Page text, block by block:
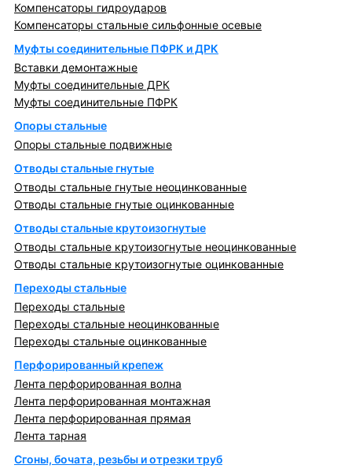
Компенсаторы гидроударов
Компенсаторы стальные сильфонные осевые
Муфты соединительные ПФРК и ДРК
Вставки демонтажные
Муфты соединительные ДРК
Муфты соединительные ПФРК
Опоры стальные
Опоры стальные подвижные
Отводы стальные гнутые
Отводы стальные гнутые неоцинкованные
Отводы стальные гнутые оцинкованные
Отводы стальные крутоизогнутые
Отводы стальные крутоизогнутые неоцинкованные
Отводы стальные крутоизогнутые оцинкованные
Переходы стальные
Переходы стальные
Переходы стальные неоцинкованные
Переходы стальные оцинкованные
Перфорированный крепеж
Лента перфорированная волна
Лента перфорированная монтажная
Лента перфорированная прямая
Лента тарная
Сгоны, бочата, резьбы и отрезки труб